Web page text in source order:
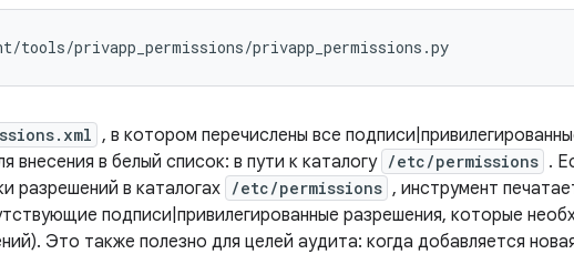
tools/privapp_permissions/privapp_permissions.py
, в котором перечислены все
внесения в белый список: в пути к каталогу /etc/permissions .
разрешений в каталогах /etc/permissions , инструмент
подписи|привилегированные разрешения, которые
Это также полезно для целей аудита: когда добавляется